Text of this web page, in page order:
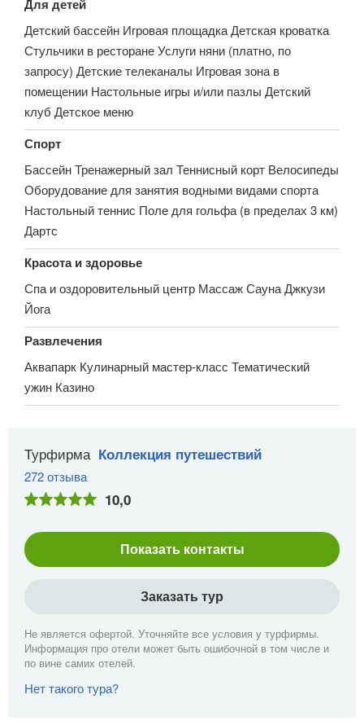
Для детей
Детский бассейн Игровая площадка Детская кроватка
Стульчики в ресторане Услуги няни (платно, по
запросу) Детские телеканалы Игровая зона в
помещении Настольные игры и/или пазлы Детский
клуб Детское меню
Спорт
Бассейн Тренажерный зал Теннисный корт Велосипеды
Оборудование для занятия водными видами спорта
Настольный теннис Поле для гольфа (в пределах 3 км)
Дартс
Красота и здоровье
Спа и оздоровительный центр Массаж Сауна Джкузи
Йога
Развлечения
Аквапарк Кулинарный мастер-класс Тематический
ужин Казино
Турфирма Коллекция путешествий
272 отзыва
10,0
Показать контакты
Заказать тур
Не является офертой. Уточняйте все условия у турфирмы.
Информация про отели может быть ошибочной в том числе и
по вине самих отелей.
Нет такого тура?